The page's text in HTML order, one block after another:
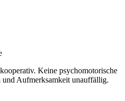
Keine psychomotorische
Aufmerksamkeit unauffällig.